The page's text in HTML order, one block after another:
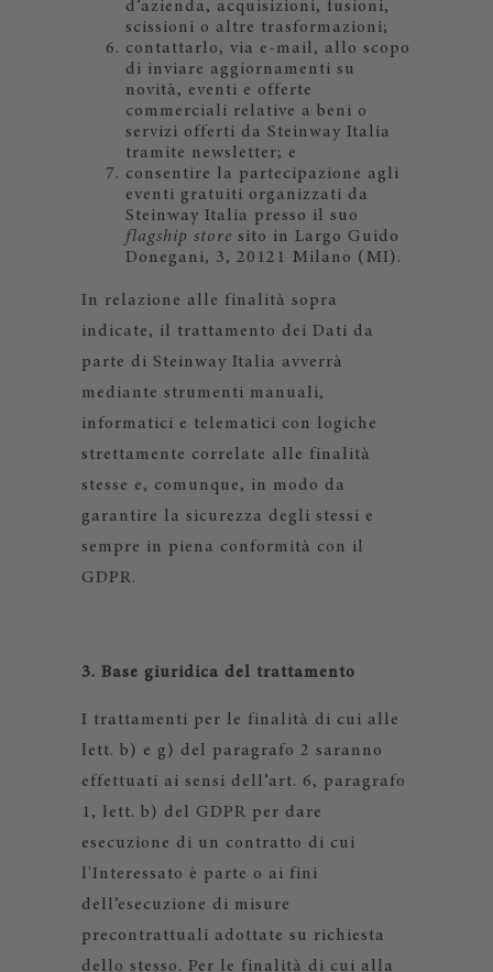
d’azienda, acquisizioni, fusioni,
scissioni o altre trasformazioni;
contattarlo, via e-mail, allo scopo
di inviare aggiornamenti su
novità, eventi e offerte
commerciali relative a beni o
servizi offerti da Steinway Italia
tramite newsletter; e
consentire la partecipazione agli
eventi gratuiti organizzati da
Steinway Italia presso il suo
flagship store sito in Largo Guido
Donegani, 3, 20121 Milano (MI).
In relazione alle finalità sopra
indicate, il trattamento dei Dati da
parte di Steinway Italia avverrà
mediante strumenti manuali,
informatici e telematici con logiche
strettamente correlate alle finalità
stesse e, comunque, in modo da
garantire la sicurezza degli stessi e
sempre in piena conformità con il
GDPR.
3. Base giuridica del trattamento
I trattamenti per le finalità di cui alle
lett. b) e g) del paragrafo 2 saranno
effettuati ai sensi dell’art. 6, paragrafo
1, lett. b) del GDPR per dare
esecuzione di un contratto di cui
l'Interessato è parte o ai fini
dell’esecuzione di misure
precontrattuali adottate su richiesta
dello stesso. Per le finalità di cui alla